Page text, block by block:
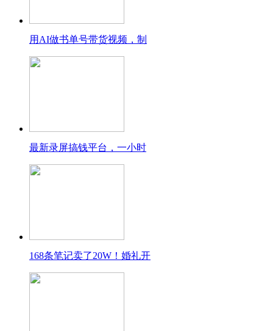
用AI做书单号带货视频，制
最新录屏搞钱平台，一小时
168条笔记卖了20W！婚礼开